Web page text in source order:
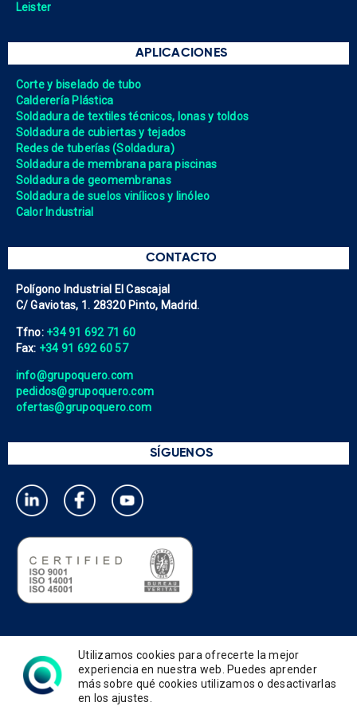
Leister
APLICACIONES
Corte y biselado de tubo
Calderería Plástica
Soldadura de textiles técnicos, lonas y toldos
Soldadura de cubiertas y tejados
Redes de tuberías (Soldadura)
Soldadura de membrana para piscinas
Soldadura de geomembranas
Soldadura de suelos vinílicos y linóleo
Calor Industrial
CONTACTO
Polígono Industrial El Cascajal
C/ Gaviotas, 1. 28320 Pinto, Madrid.
Tfno: +34 91 692 71 60
Fax: +34 91 692 60 57
info@grupoquero.com
pedidos@grupoquero.com
ofertas@grupoquero.com
SÍGUENOS
Política de privacidad
Política de cookies
Política de gestión integrada
Términos de uso y condiciones
Utilizamos cookies para ofrecerte la mejor
experiencia en nuestra web. Puedes aprender
más sobre qué cookies utilizamos o desactivarlas
en los ajustes.